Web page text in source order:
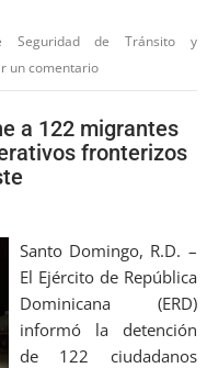
Seguridad de Tránsito y
un comentario
a 122 migrantes
fronterizos
Santo Domingo, R.D. –
El Ejército de República
Dominicana (ERD)
informó la detención
de 122 ciudadanos